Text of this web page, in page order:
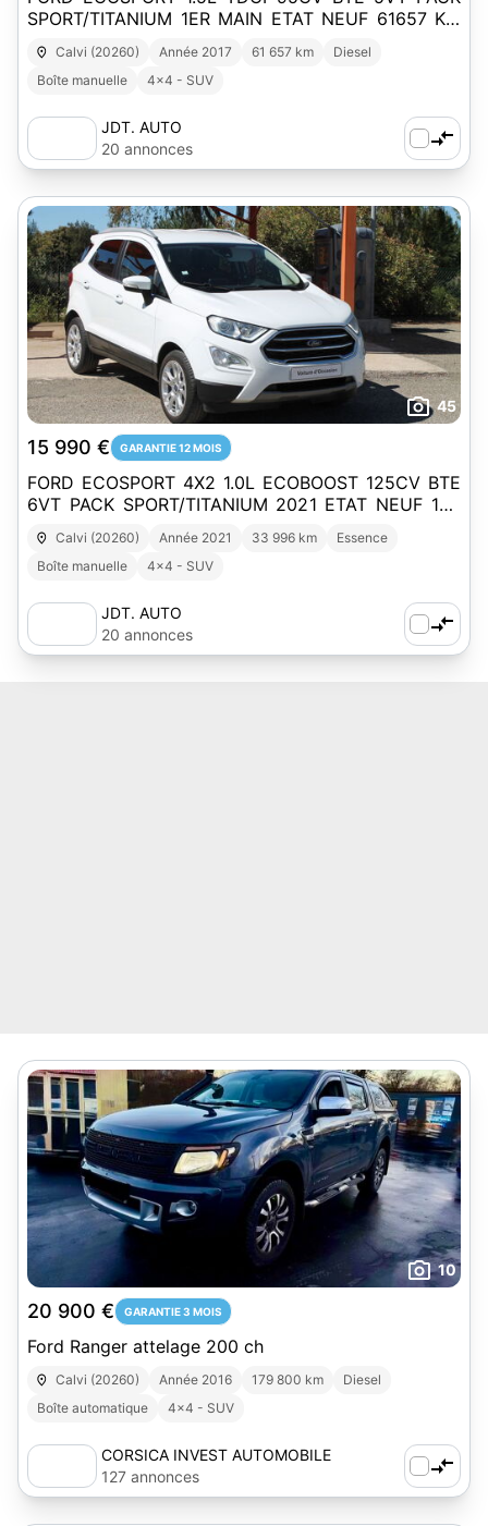
SPORT/TITANIUM 1ER MAIN ETAT NEUF 61657 KM
D'ORIGINE GARANTIE 6 MOIS MOTEUR/BOITE
Calvi (20260) Année 2017 61 657 km
Diesel
Boîte manuelle
4x4 - SUV
JDT. AUTO
20 annonces
45
15 990 € GARANTIE 12 MOIS
FORD ECOSPORT 4X2 1.0L ECOBOOST 125CV BTE
6VT PACK SPORT/TITANIUM 2021 ETAT NEUF 1ER
MAIN 33996 KM D'ORIGINE GARANTIE 12 MOIS
MOTEUR/BOITE
Calvi (20260) Année 2021 33 996 km
Essence
Boîte manuelle
4x4 - SUV
JDT. AUTO
20 annonces
10
20 900 € GARANTIE 3 MOIS
Ford Ranger attelage 200 ch
Calvi (20260) Année 2016 179 800 km
Diesel
Boîte automatique
4x4 - SUV
CORSICA INVEST AUTOMOBILE
127 annonces